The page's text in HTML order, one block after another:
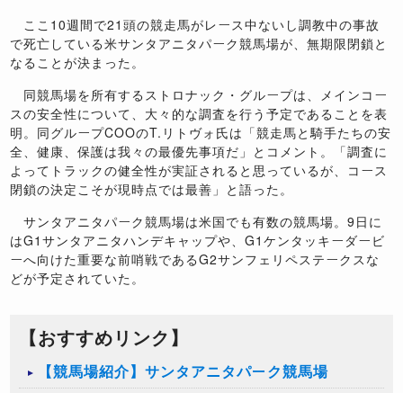
ここ10週間で21頭の競走馬がレース中ないし調教中の事故
で死亡している米サンタアニタパーク競馬場が、無期限閉鎖と
なることが決まった。
同競馬場を所有するストロナック・グループは、メインコー
スの安全性について、大々的な調査を行う予定であることを表
明。同グループCOOのT.リトヴォ氏は「競走馬と騎手たちの安
全、健康、保護は我々の最優先事項だ」とコメント。「調査に
よってトラックの健全性が実証されると思っているが、コース
閉鎖の決定こそが現時点では最善」と語った。
サンタアニタパーク競馬場は米国でも有数の競馬場。9日に
はG1サンタアニタハンデキャップや、G1ケンタッキーダービ
ーへ向けた重要な前哨戦であるG2サンフェリペステークスな
どが予定されていた。
【おすすめリンク】
【競馬場紹介】サンタアニタパーク競馬場